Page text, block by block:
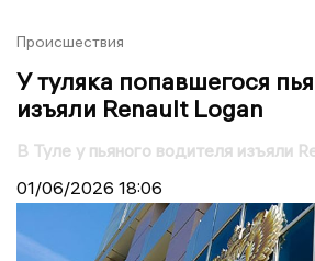
Происшествия
У туляка попавшегося
изъяли Renault Logan
В Туле у пьяного водителя изъяли
01/06/2026 18:06